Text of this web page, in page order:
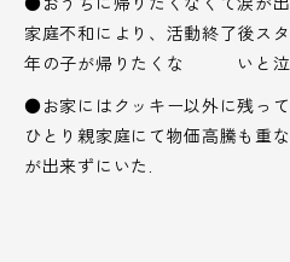
家庭不和により、活動終了後ス
年の子が帰りたくな いと泣
●お家にはクッキー以外に残っ
ひとり親家庭にて物価高騰も重
が出来ずにいた.